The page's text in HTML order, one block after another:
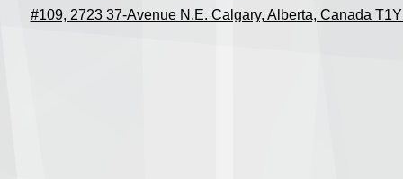
#109, 2723 37-Avenue N.E. Calgary, Alberta, Canada